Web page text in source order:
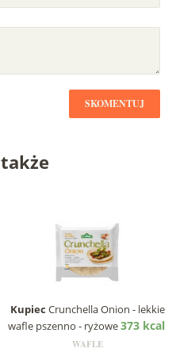
SKOMENTUJ
także
Kupiec Crunchella Onion - lekkie
wafle pszenno - ryżowe373 kcal
WAFLE